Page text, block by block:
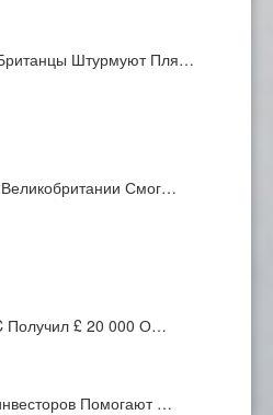
Штурмуют Пля…
Смог…
Получил £ 20 000 О…
Помогают …